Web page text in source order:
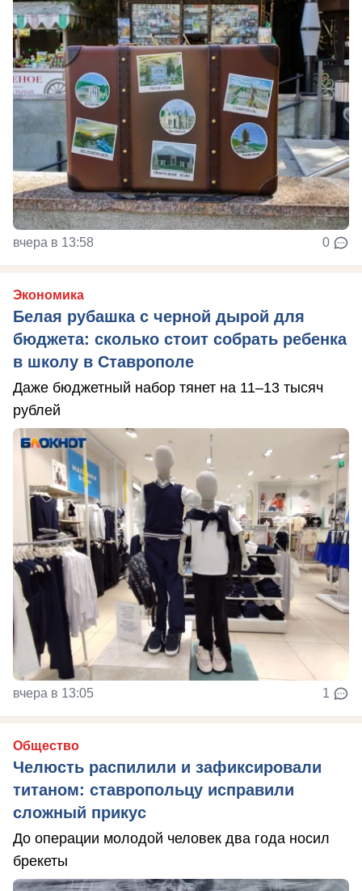
вчера в 13:58 0
Экономика
Белая рубашка с черной дырой для
бюджета: сколько стоит собрать ребенка
в школу в Ставрополе
Даже бюджетный набор тянет на 11–13 тысяч
рублей
вчера в 13:05 1
Общество
Челюсть распилили и зафиксировали
титаном: ставропольцу исправили
сложный прикус
До операции молодой человек два года носил
брекеты